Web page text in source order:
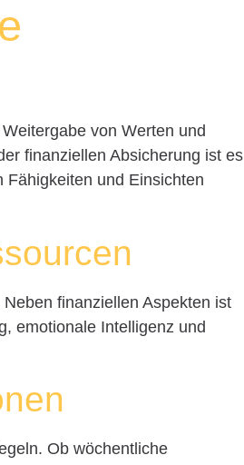
von Werten und
finanziellen Absicherung ist es
Fähigkeiten und Einsichten
finanziellen Aspekten ist
emotionale Intelligenz und
Ob wöchentliche